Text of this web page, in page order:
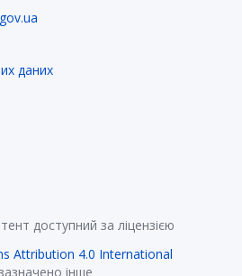
даних
доступний за ліцензією
Attribution 4.0 International
інше